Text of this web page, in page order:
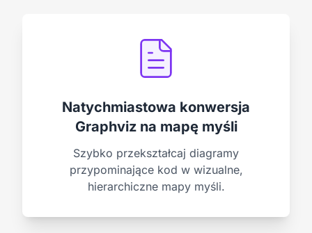
Natychmiastowa konwersja
Graphviz na mapę myśli
Szybko przekształcaj diagramy
przypominające kod w wizualne,
hierarchiczne mapy myśli.